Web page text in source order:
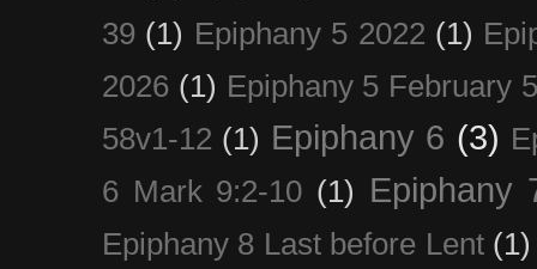
39 (1) Epiphany 5 2022 (1)
2026 (1) Epiphany 5 February
58v1-12 (1) Epiphany 6 (3)
6 Mark 9:2-10 (1) Epiphany
Epiphany 8 Last before Lent (1)